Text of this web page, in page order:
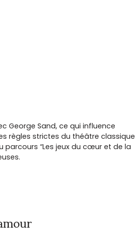
George Sand, ce qui influence
règles strictes du théâtre classique
“Les jeux du cœur et de la